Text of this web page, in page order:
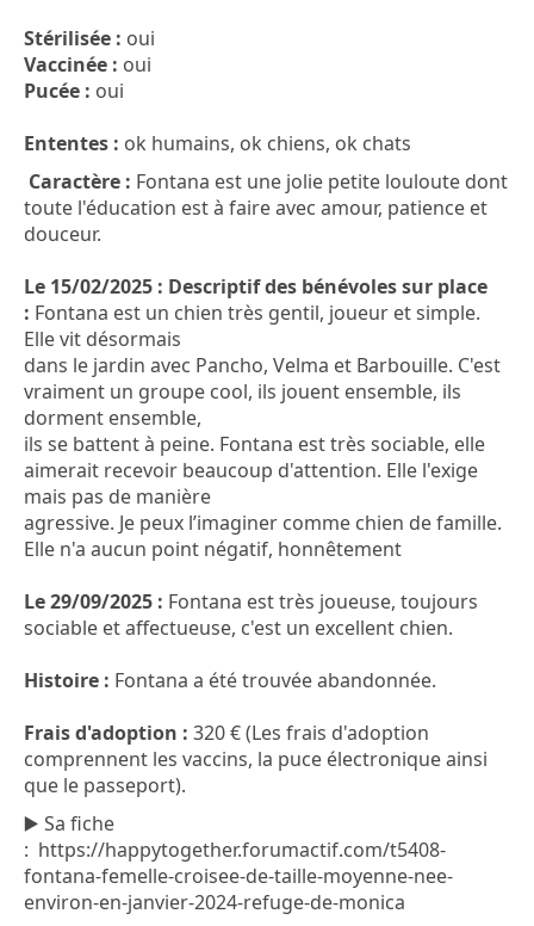
Stérilisée : oui
Vaccinée : oui
Pucée : oui
Ententes : ok humains, ok chiens, ok chats
Caractère : Fontana est une jolie petite louloute dont
toute l'éducation est à faire avec amour, patience et
douceur.
Le 15/02/2025 : Descriptif des bénévoles sur place
: Fontana est un chien très gentil, joueur et simple.
Elle vit désormais
dans le jardin avec Pancho, Velma et Barbouille. C'est
vraiment un groupe cool, ils jouent ensemble, ils
dorment ensemble,
ils se battent à peine. Fontana est très sociable, elle
aimerait recevoir beaucoup d'attention. Elle l'exige
mais pas de manière
agressive. Je peux l’imaginer comme chien de famille.
Elle n'a aucun point négatif, honnêtement
Le 29/09/2025 : Fontana est très joueuse, toujours
sociable et affectueuse, c'est un excellent chien.
Histoire : Fontana a été trouvée abandonnée.
Frais d'adoption : 320 € (Les frais d'adoption
comprennent les vaccins, la puce électronique ainsi
que le passeport).
▶️ Sa fiche
: https://happytogether.forumactif.com/t5408-
fontana-femelle-croisee-de-taille-moyenne-nee-
environ-en-janvier-2024-refuge-de-monica